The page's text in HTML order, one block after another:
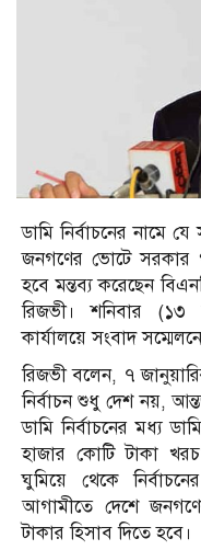
ডামি নির্বাচনের নামে
জনগণের ভোটে সরকার
হবে মন্তব্য করেছেন
রিজভী। শনিবার (১৩
কার্যালয়ে সংবাদ
রিজভী বলেন, ৭
নির্বাচন শুধু দেশ নয়,
ডামি নির্বাচনের মধ্য
হাজার কোটি টাকা খরচ
ঘুমিয়ে থেকে
আগামীতে দেশে
টাকার হিসাব দিতে হবে।